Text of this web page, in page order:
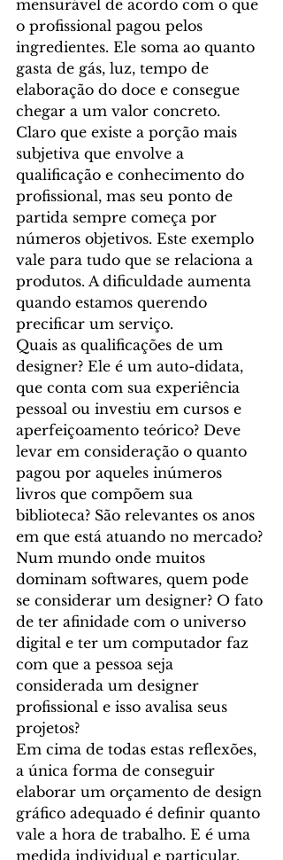
mensurável de acordo com o que
o profissional pagou pelos
ingredientes. Ele soma ao quanto
gasta de gás, luz, tempo de
elaboração do doce e consegue
chegar a um valor concreto.
Claro que existe a porção mais
subjetiva que envolve a
qualificação e conhecimento do
profissional, mas seu ponto de
partida sempre começa por
números objetivos. Este exemplo
vale para tudo que se relaciona a
produtos. A dificuldade aumenta
quando estamos querendo
precificar um serviço.
Quais as qualificações de um
designer? Ele é um auto-didata,
que conta com sua experiência
pessoal ou investiu em cursos e
aperfeiçoamento teórico? Deve
levar em consideração o quanto
pagou por aqueles inúmeros
livros que compõem sua
biblioteca? São relevantes os anos
em que está atuando no mercado?
Num mundo onde muitos
dominam softwares, quem pode
se considerar um designer? O fato
de ter afinidade com o universo
digital e ter um computador faz
com que a pessoa seja
considerada um designer
profissional e isso avalisa seus
projetos?
Em cima de todas estas reflexões,
a única forma de conseguir
elaborar um orçamento de design
gráfico adequado é definir quanto
vale a hora de trabalho. E é uma
medida individual e particular.